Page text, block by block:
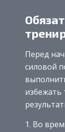
Перед
силовой
избежать
Во